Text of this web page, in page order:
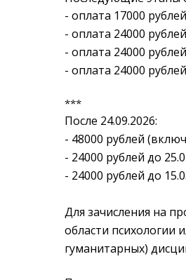
- оплата 17000
- оплата 24000
- оплата 24000
- оплата 24000
***
После 24.09.2026:
- 48000 рублей
- 24000 рублей до
- 24000 рублей до
Для зачисления на
области психологии
гуманитарных)